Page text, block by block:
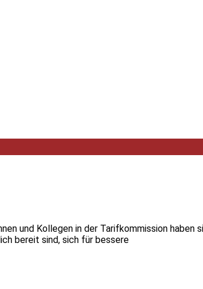
und Kollegen in der Tarifkommission
bereit sind, sich für bessere